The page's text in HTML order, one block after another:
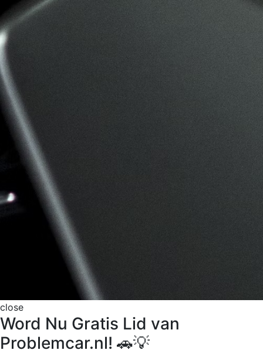
close
Word Nu Gratis Lid van
Problemcar.nl! 🚗💡